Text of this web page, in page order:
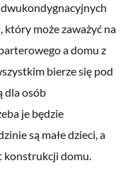
który może zaważyć na
a domu z
bierze się pod
dla osób
je będzie
są małe dzieci, a
konstrukcji domu.